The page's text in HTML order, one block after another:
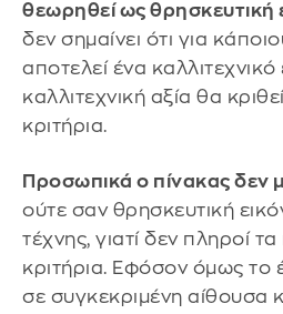
θεωρηθεί ως θρησκευτική
δεν σημαίνει ότι για
αποτελεί ένα
καλλιτεχνική αξία θα
κριτήρια.
Προσωπικά ο πίνακας δεν
ούτε σαν θρησκευτική
τέχνης, γιατί δεν πληροί
κριτήρια. Εφόσον όμως το
σε συγκεκριμένη αίθουσα